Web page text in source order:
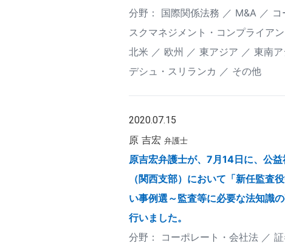
国際関係法務
M&A
スクマネジメント・コンプライア
北米
欧州 東アジア 東南
デシュ・スリランカ
その他
2020.07.15
原 吉宏 弁護士
原吉宏弁護士が、7月14日に、公
（関西支部）において「新任監査
い事例選～監査等に必要な法知識
行いました。
コーポレート・会社法